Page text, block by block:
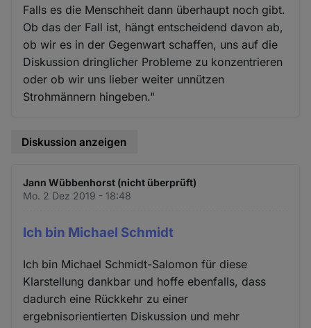
Falls es die Menschheit dann überhaupt noch gibt.
Ob das der Fall ist, hängt entscheidend davon ab,
ob wir es in der Gegenwart schaffen, uns auf die
Diskussion dringlicher Probleme zu konzentrieren
oder ob wir uns lieber weiter unnützen
Strohmännern hingeben."
Diskussion anzeigen
Jann Wübbenhorst (nicht überprüft)
Mo. 2 Dez 2019 - 18:48
Ich bin Michael Schmidt
Ich bin Michael Schmidt-Salomon für diese
Klarstellung dankbar und hoffe ebenfalls, dass
dadurch eine Rückkehr zu einer
ergebnisorientierten Diskussion und mehr